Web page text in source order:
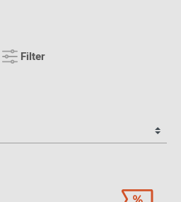
Filter